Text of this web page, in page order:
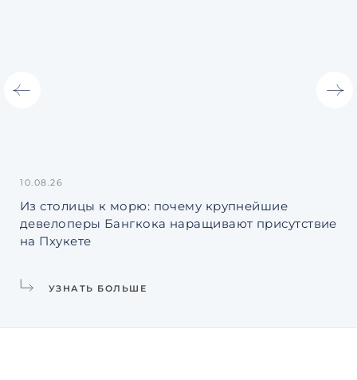
10.08.26
Из столицы к морю: почему крупнейшие
девелоперы Бангкока наращивают присутствие
на Пхукете
УЗНАТЬ БОЛЬШЕ